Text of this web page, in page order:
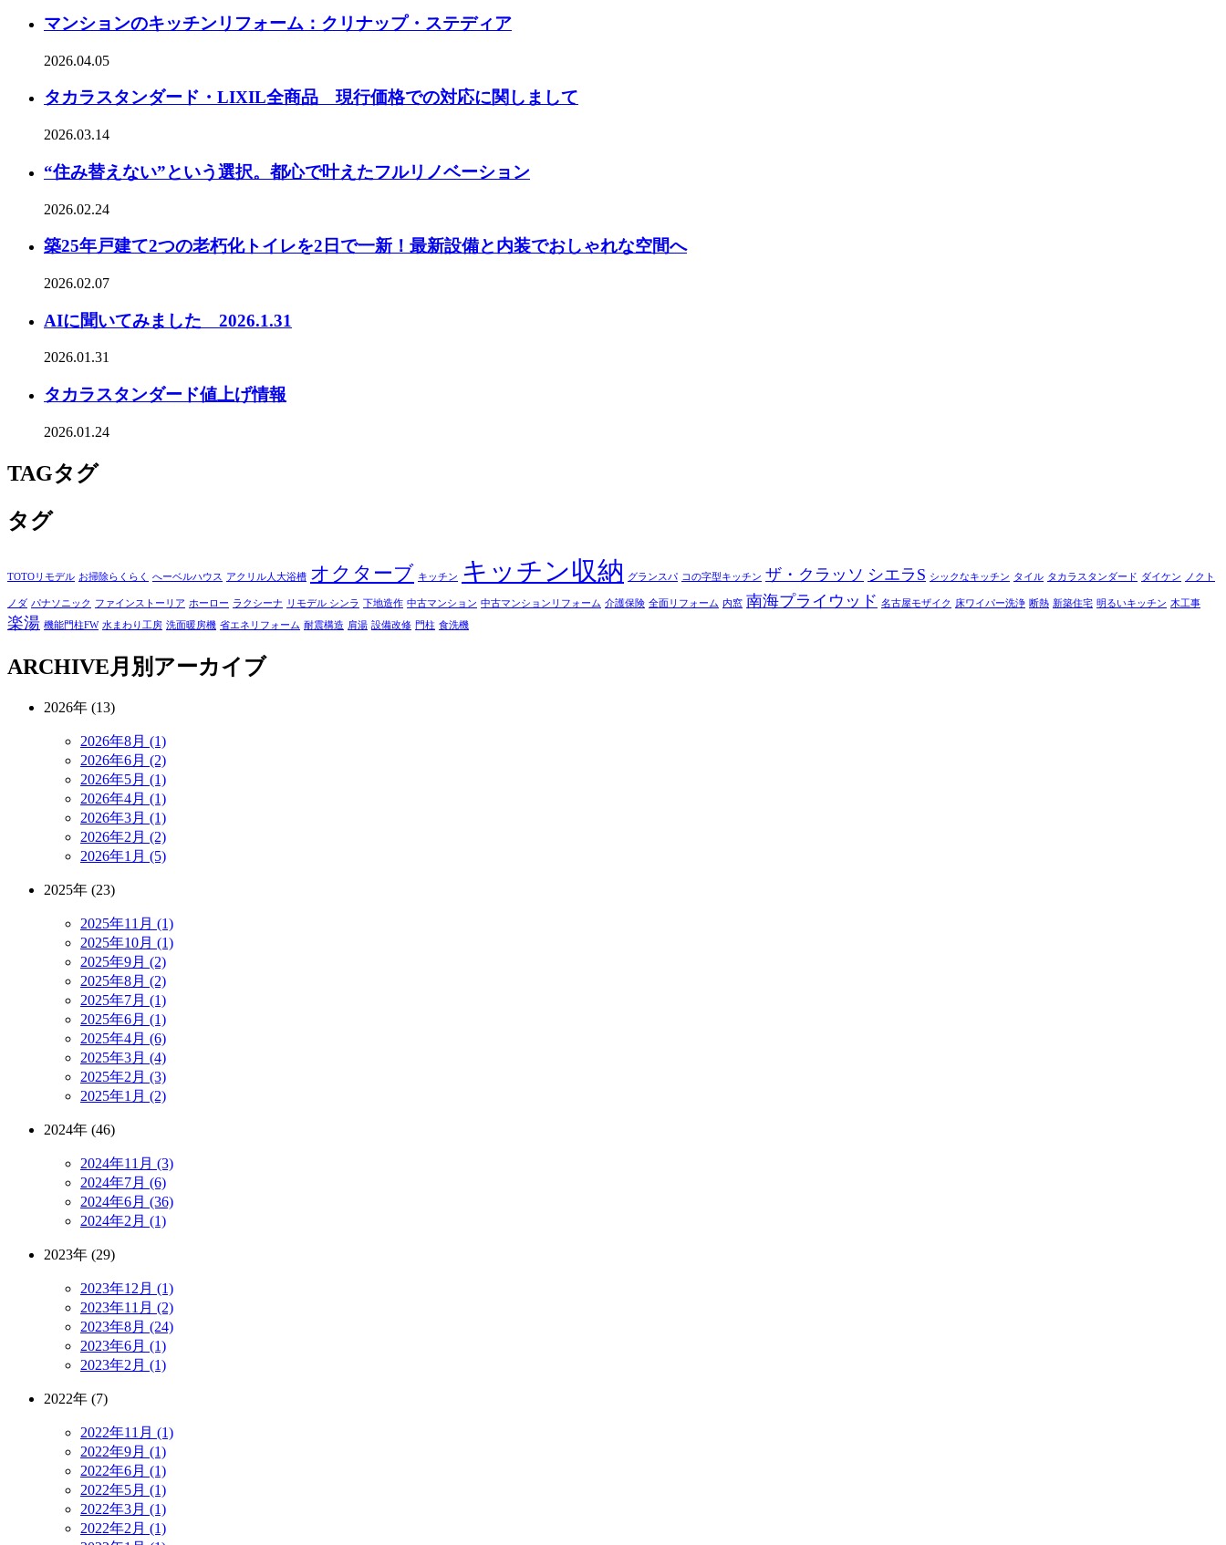
マンションのキッチンリフォーム：クリナップ・ステディア
2026.04.05
タカラスタンダード・LIXIL全商品 現行価格での対応に関しまして
2026.03.14
“住み替えない”という選択。都心で叶えたフルリノベーション
2026.02.24
築25年戸建て2つの老朽化トイレを2日で一新！最新設備と内装でおしゃれな空間へ
2026.02.07
AIに聞いてみました 2026.1.31
2026.01.31
タカラスタンダード値上げ情報
2026.01.24
TAGタグ
タグ
TOTOリモデル お掃除らくらく へーベルハウス アクリル人大浴槽 オクターブ キッチン キッチン収納 グランスパ コの字型キッチン ザ・クラッソ シエラS シックなキッチン タイル タカラスタンダード ダイケン ノクト
ノダ パナソニック ファインストーリア ホーロー ラクシーナ リモデル シンラ 下地造作 中古マンション 中古マンションリフォーム 介護保険 全面リフォーム 内窓 南海プライウッド 名古屋モザイク 床ワイパー洗浄 断熱 新築住宅 明るいキッチン 木工事
楽湯 機能門柱FW 水まわり工房 洗面暖房機 省エネリフォーム 耐震構造 肩湯 設備改修 門柱 食洗機
ARCHIVE月別アーカイブ
2026年 (13)
2026年8月 (1)
2026年6月 (2)
2026年5月 (1)
2026年4月 (1)
2026年3月 (1)
2026年2月 (2)
2026年1月 (5)
2025年 (23)
2025年11月 (1)
2025年10月 (1)
2025年9月 (2)
2025年8月 (2)
2025年7月 (1)
2025年6月 (1)
2025年4月 (6)
2025年3月 (4)
2025年2月 (3)
2025年1月 (2)
2024年 (46)
2024年11月 (3)
2024年7月 (6)
2024年6月 (36)
2024年2月 (1)
2023年 (29)
2023年12月 (1)
2023年11月 (2)
2023年8月 (24)
2023年6月 (1)
2023年2月 (1)
2022年 (7)
2022年11月 (1)
2022年9月 (1)
2022年6月 (1)
2022年5月 (1)
2022年3月 (1)
2022年2月 (1)